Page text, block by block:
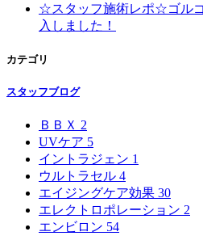
☆スタッフ施術レポ☆ゴル
入しました！
カテゴリ
スタッフブログ
ＢＢＸ 2
UVケア 5
イントラジェン 1
ウルトラセル 4
エイジングケア効果 30
エレクトロポレーション 2
エンビロン 54